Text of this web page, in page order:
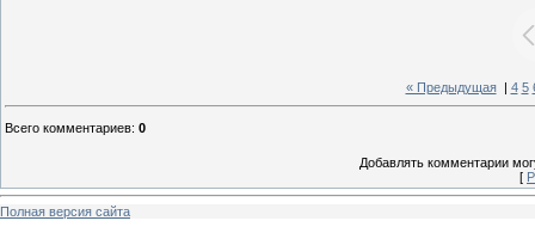
« Предыдущая| 4 5
Всего комментариев: 0
Добавлять комментарии
[
Полная версия сайта